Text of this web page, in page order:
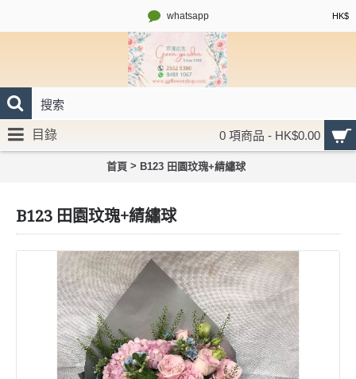
HK$
whatsapp
0 項商品 - HK$0.00
目錄
首頁 > B123 田園玟瑰+綪繡球
B123 田園玟瑰+綪繡球